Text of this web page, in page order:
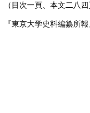
（目次一頁、本文二八四
『東京大学史料編纂所